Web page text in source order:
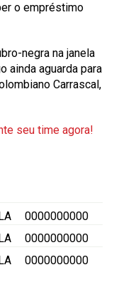
o empréstimo
negra na janela
ainda aguarda para
Carrascal,
seu time agora!
0000000000
0000000000
0000000000